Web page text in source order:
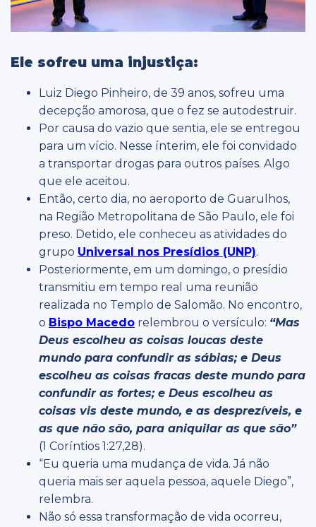
Ele sofreu uma injustiça:
Luiz Diego Pinheiro, de 39 anos, sofreu uma
decepção amorosa, que o fez se autodestruir.
Por causa do vazio que sentia, ele se entregou
para um vício. Nesse ínterim, ele foi convidado
a transportar drogas para outros países. Algo
que ele aceitou.
Então, certo dia, no aeroporto de Guarulhos,
na Região Metropolitana de São Paulo, ele foi
preso. Detido, ele conheceu as atividades do
grupo Universal nos Presídios (UNP).
Posteriormente, em um domingo, o presídio
transmitiu em tempo real uma reunião
realizada no Templo de Salomão. No encontro,
o Bispo Macedo relembrou o versículo: “Mas
Deus escolheu as coisas loucas deste
mundo para confundir as sábias; e Deus
escolheu as coisas fracas deste mundo para
confundir as fortes; e Deus escolheu as
coisas vis deste mundo, e as desprezíveis, e
as que não são, para aniquilar as que são”
(1 Coríntios 1:27,28).
“Eu queria uma mudança de vida. Já não
queria mais ser aquela pessoa, aquele Diego”,
relembra.
Não só essa transformação de vida ocorreu,